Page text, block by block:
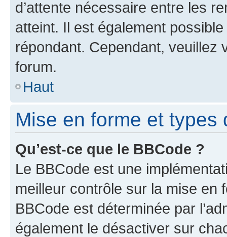
d’attente nécessaire entre les
atteint. Il est également
répondant. Cependant,
forum.
Haut
Mise en forme et types
Qu’est-ce que le BBCode ?
Le BBCode est une
meilleur contrôle sur la mise en
BBCode est déterminée par
également le désactiver sur